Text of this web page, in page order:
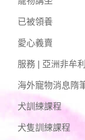
已被領養
愛心義賣
服務 | 亞洲非牟
海外寵物消息隋
犬訓練課程
犬隻訓練課程